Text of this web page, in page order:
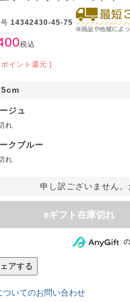
14342430-45-75
税込
ポイント還元 ]
ジュ
れ
クブルー
れ
申し訳ございません。
eギフト在庫切れ
アする
ついてのお問い合わせ